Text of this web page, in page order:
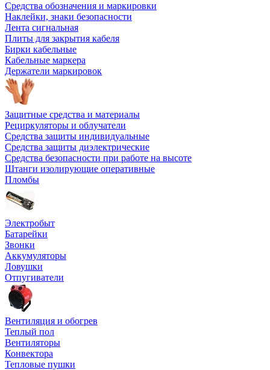
Средства обозначения и маркировки
Наклейки, знаки безопасности
Лента сигнальная
Плиты для закрытия кабеля
Бирки кабельные
Кабельные маркера
Держатели маркировок
Защитные средства и материалы
Рециркуляторы и облучатели
Средства защиты индивидуальные
Средства защиты диэлектрические
Средства безопасности при работе на высоте
Штанги изолирующие оперативные
Пломбы
Электробыт
Батарейки
Звонки
Аккумуляторы
Ловушки
Отпугиватели
Вентиляция и обогрев
Теплый пол
Вентиляторы
Конвектора
Тепловые пушки